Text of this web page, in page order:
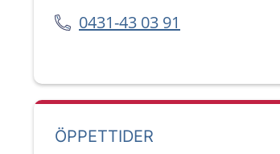
0431-43 03 91
ÖPPETTIDER